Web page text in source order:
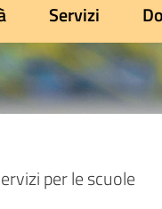
Servizi
per le scuole